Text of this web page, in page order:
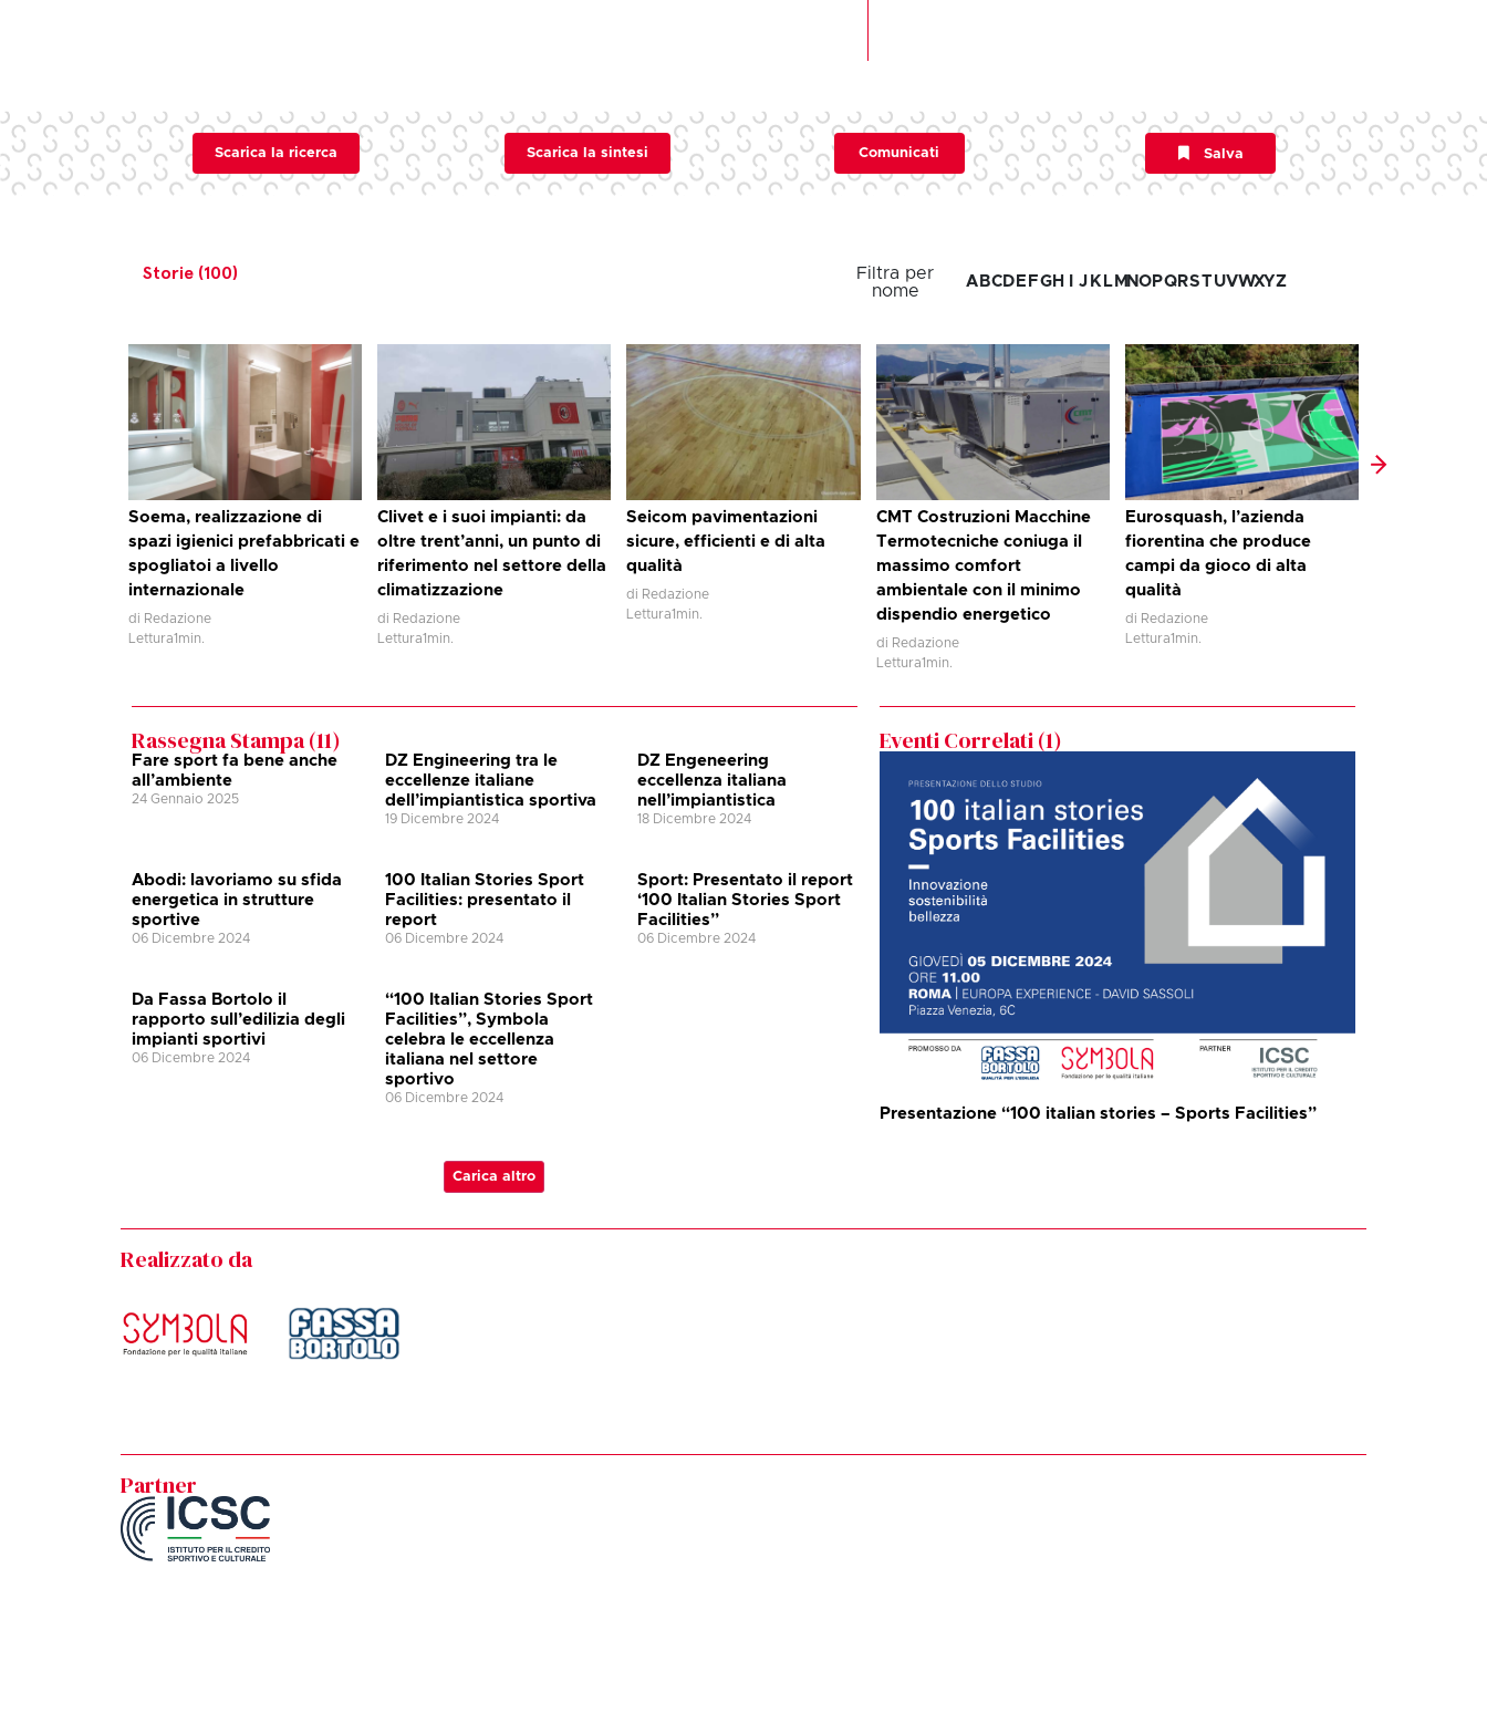
Scarica la ricerca Scarica la sintesi Comunicati Salva
Storie (100)
Filtra per
nome
A BC D E FG H J K L M NO PQRSTUVWXYZ
Soema, realizzazione di
spazi igienici prefabbricati e
spogliatoi a livello
internazionale
di Redazione
Lettura1 min.
Clivet e i suoi impianti: da
oltre trent’anni, un punto di
riferimento nel settore della
climatizzazione
di Redazione
Lettura1 min.
Seicom pavimentazioni
sicure, efficienti e di alta
qualità
di Redazione
Lettura1 min.
CMT Costruzioni Macchine
Termotecniche coniuga il
massimo comfort
ambientale con il minimo
dispendio energetico
di Redazione
Lettura1 min.
Eurosquash, l’azienda
fiorentina che produce
campi da gioco di alta
qualità
di Redazione
Lettura1 min.
Rassegna Stampa (11)
Fare sport fa bene anche
all’ambiente
24 Gennaio 2025
DZ Engineering tra le
eccellenze italiane
dell’impiantistica sportiva
19 Dicembre 2024
DZ Engeneering
eccellenza italiana
nell’impiantistica
18 Dicembre 2024
Abodi: lavoriamo su sfida
energetica in strutture
sportive
06 Dicembre 2024
100 Italian Stories Sport
Facilities: presentato il
report
06 Dicembre 2024
Sport: Presentato il report
‘100 Italian Stories Sport
Facilities”
06 Dicembre 2024
Da Fassa Bortolo il
rapporto sull’edilizia degli
impianti sportivi
06 Dicembre 2024
“100 Italian Stories Sport
Facilities”, Symbola
celebra le eccellenza
italiana nel settore
sportivo
06 Dicembre 2024
Carica altro
Eventi Correlati (1)
Presentazione “100 italian stories – Sports Facilities”
Realizzato da
Partner